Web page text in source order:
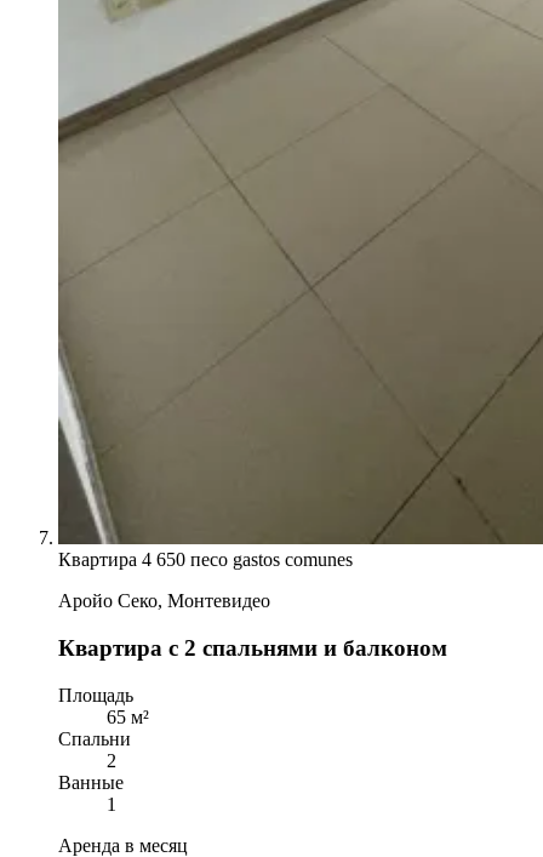
Квартира 4 650 песо gastos comunes
Аройо Секо, Монтевидео
Квартира с 2 спальнями и балконом
Площадь
65 м²
Спальни
2
Ванные
1
Аренда в месяц